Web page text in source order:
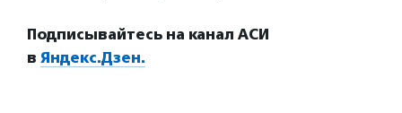
Подписывайтесь на канал АСИ
в Яндекс.Дзен.